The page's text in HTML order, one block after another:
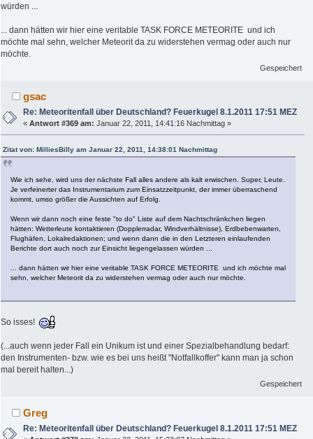
würden ...
... dann hätten wir hier eine veritable TASK FORCE METEORITE und ich
möchte mal sehn, welcher Meteorit da zu widerstehen vermag oder auch nur
möchte.
Gespeichert
gsac
Re: Meteoritenfall über Deutschland? Feuerkugel 8.1.2011 17:51 MEZ
«Antwort #369 am: Januar 22, 2011, 14:41:16 Nachmittag »
Zitat von: MilliesBilly am Januar 22, 2011, 14:38:01 Nachmittag
Wie ich sehe, wird uns der nächste Fall alles andere als kalt erwischen. Super, Leute.
Je verfeinerter das Instrumentarium zum Einsatzzeitpunkt, der immer überraschend
kommt, umso größer die Aussichten auf Erfolg.
Wenn wir dann noch eine feste "to do" Liste auf dem Nachtschränkchen liegen
hätten: Wetterleute kontaktieren (Dopplerradar, Windverhältnisse), Erdbebenwarten,
Flughäfen, Lokalredaktionen; und wenn dann die in den Letzteren einlaufenden
Berichte dort auch noch zur Einsicht liegengelassen würden ...
... dann hätten wir hier eine veritable TASK FORCE METEORITE
und ich möchte mal
sehn, welcher Meteorit da zu widerstehen vermag oder auch nur möchte.
So isses!
(...auch wenn jeder Fall ein Unikum ist und einer Spezialbehandlung bedarf:
den Instrumenten- bzw. wie es bei uns heißt "Notfallkoffer" kann man ja schon
mal bereit halten...)
Gespeichert
Greg
Re: Meteoritenfall über Deutschland? Feuerkugel 8.1.2011 17:51 MEZ